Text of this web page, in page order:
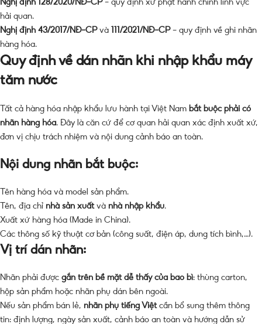
Nghị định 128/2020/NĐ-CP– quy định xử phạt hành chính lĩnh vực
hải quan.
Nghị định 43/2017/NĐ-CPvà 111/2021/NĐ-CP– quy định về ghi nhãn
hàng hóa.
Quy định về dán nhãn khi nhập khẩu máy
tăm nước
Tất cả hàng hóa nhập khẩu lưu hành tại Việt Nam bắt buộc phải có
nhãn hàng hóa . Đây là căn cứ để cơ quan hải quan xác định xuất xứ,
đơn vị chịu trách nhiệm và nội dung cảnh báo an toàn.
Nội dung nhãn bắt buộc:
Tên hàng hóa và model sản phẩm.
Tên, địa chỉ nhà sản xuấtvà nhà nhập khẩu
Xuất xứ hàng hóa (Made in China).
Các thông số kỹ thuật cơ bản (công suất, điện áp, dung tích bình,…).
Vị trí dán nhãn:
Nhãn phải được gắn trên bề mặt dễ thấy của bao bì: thùng carton,
hộp sản phẩm hoặc nhãn phụ dán bên ngoài.
Nếu sản phẩm bán lẻ, nhãn phụ tiếng Việtcần bổ sung thêm thông
tin: định lượng, ngày sản xuất, cảnh báo an toàn và hướng dẫn sử